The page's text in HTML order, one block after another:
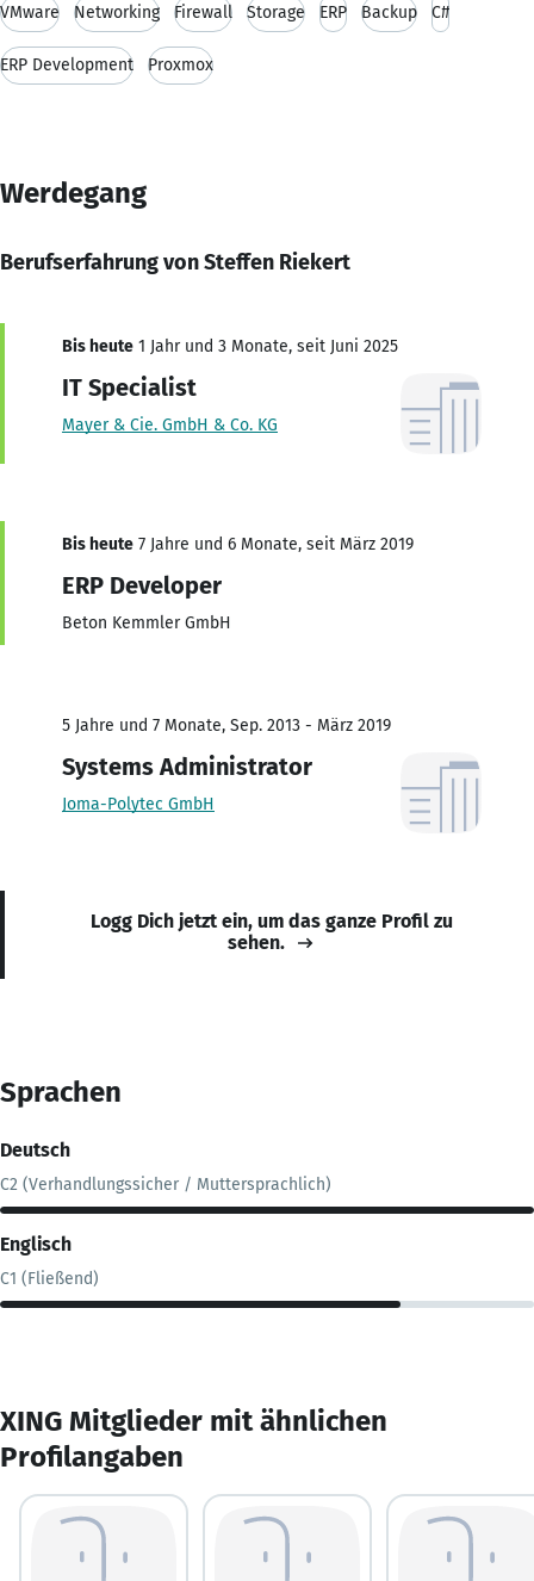
VMware Networking Firewall Storage ERP Backup C#
ERP Development Proxmox
Werdegang
Berufserfahrung von Steffen Riekert
Bis heute 1 Jahr und 3 Monate, seit Juni 2025
IT Specialist
Mayer & Cie. GmbH & Co. KG
Bis heute 7 Jahre und 6 Monate, seit März 2019
ERP Developer
Beton Kemmler GmbH
5 Jahre und 7 Monate, Sep. 2013 - März 2019
Systems Administrator
Joma-Polytec GmbH
Logg Dich jetzt ein, um das ganze Profil zu
sehen.
Sprachen
Deutsch
C2 (Verhandlungssicher / Muttersprachlich)
Englisch
C1 (Fließend)
XING Mitglieder mit ähnlichen
Profilangaben